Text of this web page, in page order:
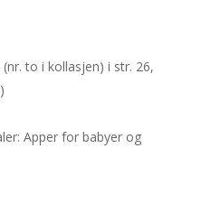
to i kollasjen) i str. 26,
Apper for babyer og